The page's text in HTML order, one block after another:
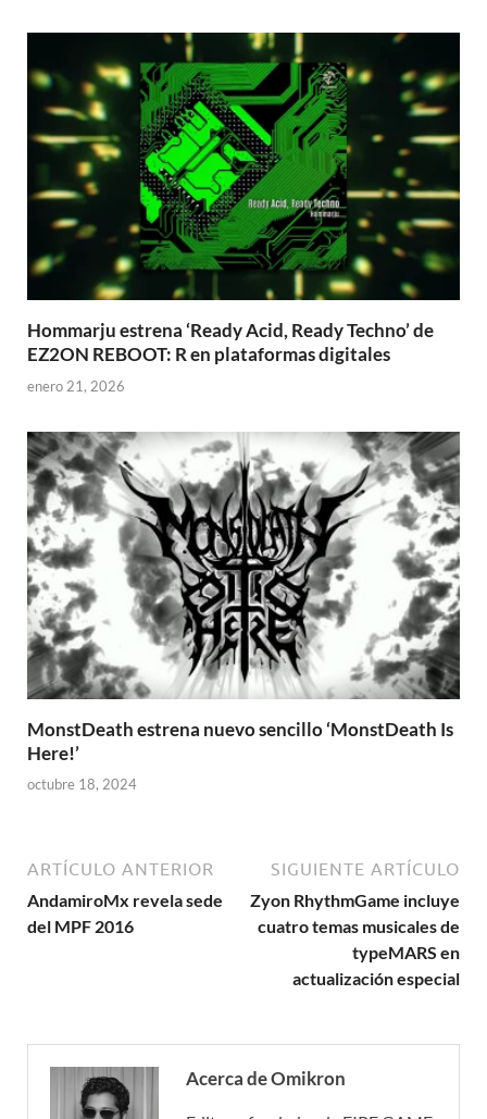
Hommarju estrena ‘Ready Acid, Ready Techno’ de
EZ2ON REBOOT: R en plataformas digitales
enero 21, 2026
MonstDeath estrena nuevo sencillo ‘MonstDeath Is
Here!’
octubre 18, 2024
ARTÍCULO ANTERIOR
AndamiroMx revela sede
del MPF 2016
SIGUIENTE ARTÍCULO
Zyon RhythmGame incluye
cuatro temas musicales de
typeMARS en
actualización especial
Acerca de Omikron